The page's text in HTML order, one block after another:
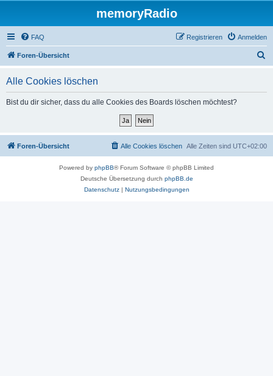
memoryRadio
FAQ Anmelden
Registrieren
Foren-Übersicht
Alle Cookies löschen
Bist du dir sicher, dass du alle Cookies des Boards löschen möchtest?
Foren-Übersicht Alle Zeiten sind UTC+02:00
Alle Cookies löschen
Powered by phpBB® Forum Software © phpBB Limited
Deutsche Übersetzung durch phpBB.de
Datenschutz| Nutzungsbedingungen